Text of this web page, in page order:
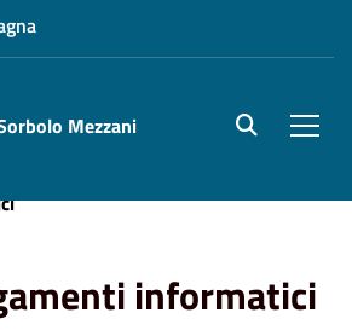
Mezzani site.searc
informatici